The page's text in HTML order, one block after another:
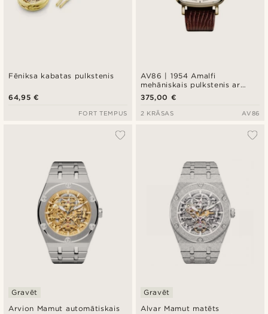
Fēniksa kabatas pulkstenis
64,95 €
FORT TEMPUS
AV86 | 1954 Amalfi
mehāniskais pulkstenis ar
zelta krāsas korpusu un
krēmkrāsas ciparnīcu
375,00 €
2 KRĀSAS AV86
Arvion Mamut automātiskais
Gravēt
Alvar Mamut matēts
Gravēt